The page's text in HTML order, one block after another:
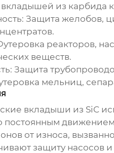
из карбида
Защита желобов,
реакторов,
веществ.
Защита
мельниц,
вкладыши из SiC
постоянным
от износа,
защиту насосов